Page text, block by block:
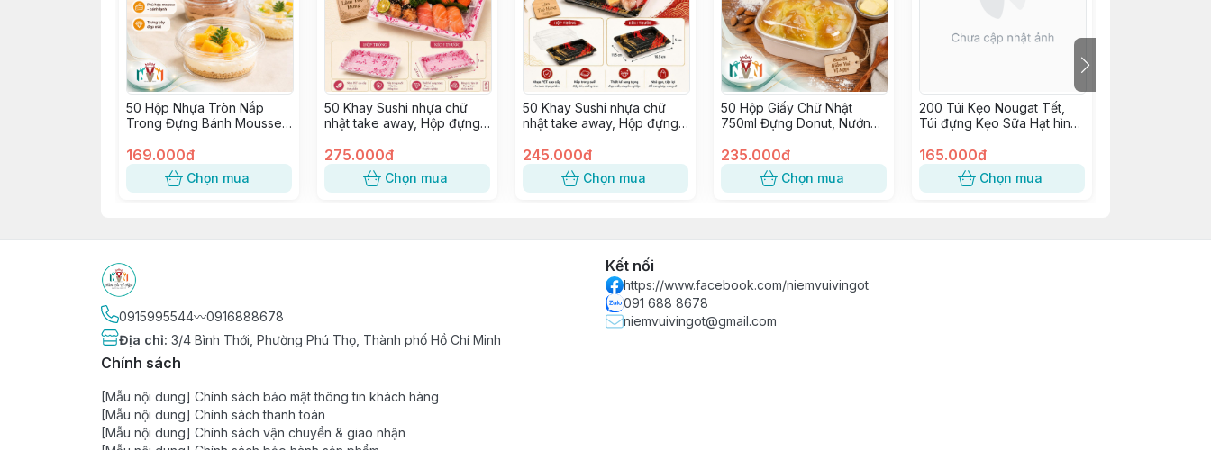
50 Hộp Nhựa Tròn Nắp
Trong Đựng Bánh Mousse,
Xoài ~ W120, 8117, 117-8
169.000đ
Chọn mua
50 Khay Sushi nhựa chữ
nhật take away, Hộp đựng
SỐ 5
275.000đ
Chọn mua
50 Khay Sushi nhựa chữ
nhật take away, Hộp đựng
SỐ 3
245.000đ
Chọn mua
50 Hộp Giấy Chữ Nhật
750ml Đựng Donut, Nướng
Lan Trứng Muối, Bánh Ngọt,
Bánh Bao [trắng nắp cao]
235.000đ
Chọn mua
200 Túi Kẹo Nougat Tết,
Túi đựng Kẹo Sữa Hạt hình
KẸO MÈO QUÝ PHI
165.000đ
Chọn mua
0915995544〰️0916888678
Địa chỉ: 3/4 Bình Thới, Phường Phú Thọ, Thành phố Hồ Chí Minh
Kết nối
https://www.facebook.com/niemvuivingot
091 688 8678
niemvuivingot@gmail.com
Chính sách
[Mẫu nội dung] Chính sách bảo mật thông tin khách hàng
[Mẫu nội dung] Chính sách thanh toán
[Mẫu nội dung] Chính sách vận chuyển & giao nhận